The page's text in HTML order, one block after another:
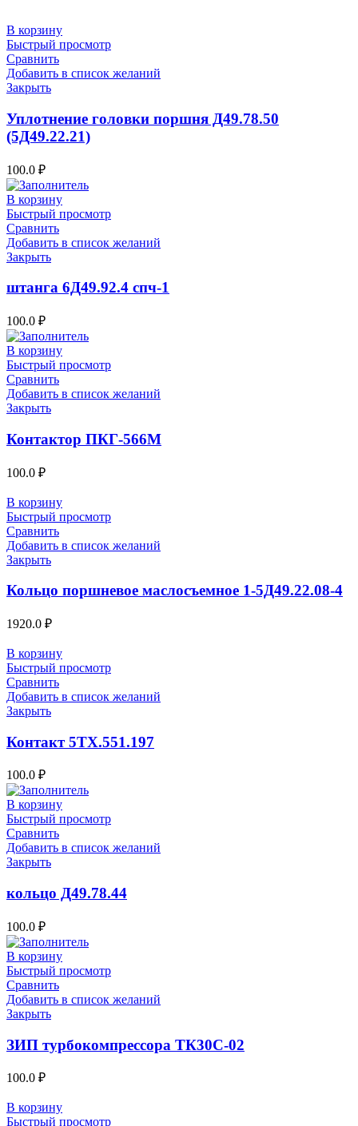
В корзину
Быстрый просмотр
Сравнить
Добавить в список желаний
Закрыть
Уплотнение головки поршня Д49.78.50
(5Д49.22.21)
100.0 ₽
В корзину
Быстрый просмотр
Сравнить
Добавить в список желаний
Закрыть
штанга 6Д49.92.4 спч-1
100.0 ₽
В корзину
Быстрый просмотр
Сравнить
Добавить в список желаний
Закрыть
Контактор ПКГ-566М
100.0 ₽
В корзину
Быстрый просмотр
Сравнить
Добавить в список желаний
Закрыть
Кольцо поршневое маслосъемное 1-5Д49.22.08-4
1920.0 ₽
В корзину
Быстрый просмотр
Сравнить
Добавить в список желаний
Закрыть
Контакт 5ТХ.551.197
100.0 ₽
В корзину
Быстрый просмотр
Сравнить
Добавить в список желаний
Закрыть
кольцо Д49.78.44
100.0 ₽
В корзину
Быстрый просмотр
Сравнить
Добавить в список желаний
Закрыть
ЗИП турбокомпрессора ТК30С-02
100.0 ₽
В корзину
Быстрый просмотр